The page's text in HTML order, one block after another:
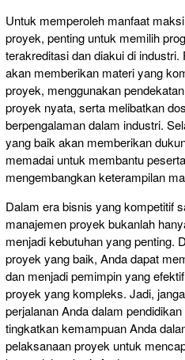
Untuk memperoleh manfaat
proyek, penting untuk memilih
terakreditasi dan diakui di
akan memberikan materi yang
proyek, menggunakan
proyek nyata, serta melibatkan
berpengalaman dalam industri.
yang baik akan memberikan
memadai untuk membantu
mengembangkan keterampilan
Dalam era bisnis yang kompetitif
manajemen proyek bukanlah
menjadi kebutuhan yang penting.
proyek yang baik, Anda dapat
dan menjadi pemimpin yang
proyek yang kompleks. Jadi,
perjalanan Anda dalam
tingkatkan kemampuan Anda
pelaksanaan proyek untuk